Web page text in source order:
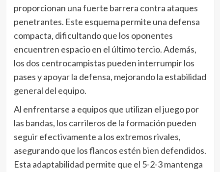
proporcionan una fuerte barrera contra ataques
penetrantes. Este esquema permite una defensa
compacta, dificultando que los oponentes
encuentren espacio en el último tercio. Además,
los dos centrocampistas pueden interrumpir los
pases y apoyar la defensa, mejorando la estabilidad
general del equipo.
Al enfrentarse a equipos que utilizan el juego por
las bandas, los carrileros de la formación pueden
seguir efectivamente a los extremos rivales,
asegurando que los flancos estén bien defendidos.
Esta adaptabilidad permite que el 5-2-3 mantenga